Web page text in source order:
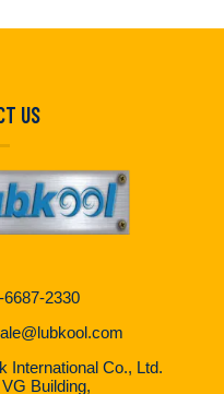
US
6687-2330
International Co., Ltd.
Building,